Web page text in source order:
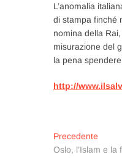
L’anomalia
di stampa finché
nomina della
misurazione del
la pena
http://
articoli
Precedente
Oslo, l’Islam e la